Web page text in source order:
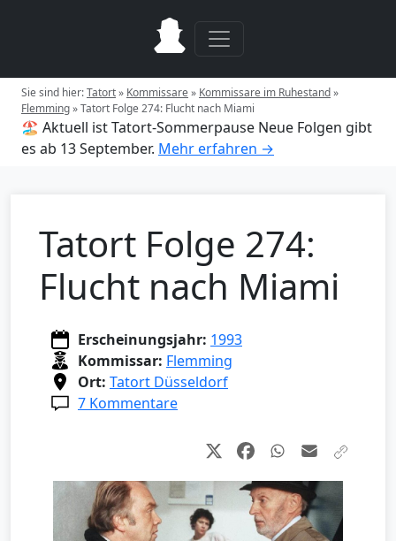
Sie sind hier:Tatort» Kommissare» Kommissare im Ruhestand»
Flemming»Tatort Folge 274: Flucht nach Miami
🏖️ Aktuell ist Tatort-Sommerpause Neue Folgen gibt
es ab 13 September. Mehr erfahren →
Tatort Folge 274:
Flucht nach Miami
Erscheinungsjahr: 1993
Kommissar: Flemming
Ort: Tatort Düsseldorf
7 Kommentare